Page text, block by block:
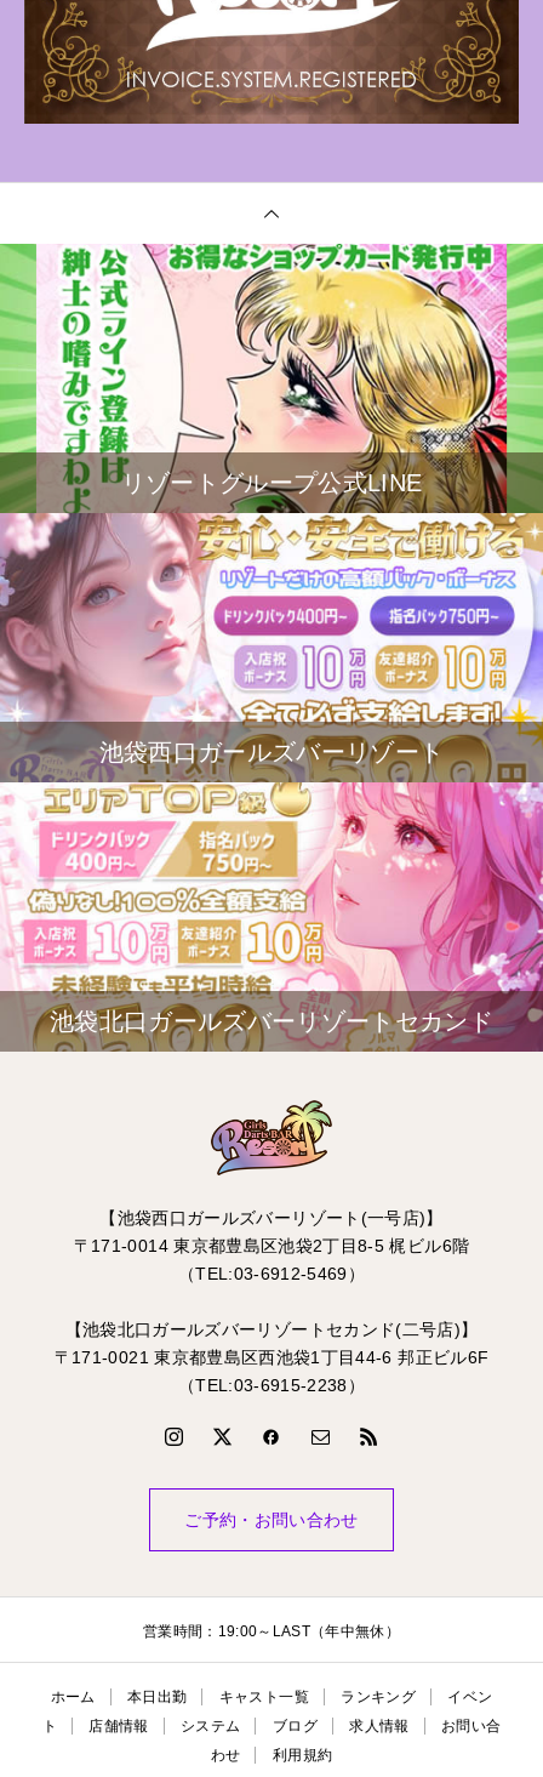
リゾートグループ公式LINE
池袋西口ガールズバーリゾート
池袋北口ガールズバーリゾートセカンド
【池袋西口ガールズバーリゾート(一号店)】
〒171-0014 東京都豊島区池袋2丁目8-5 梶ビル6階
（TEL:03-6912-5469）
【池袋北口ガールズバーリゾートセカンド(二号店)】
〒171-0021 東京都豊島区西池袋1丁目44-6 邦正ビル6F
（TEL:03-6915-2238）
ご予約・お問い合わせ
営業時間：19:00～LAST（年中無休）
ホーム 本日出勤 キャスト一覧 ランキング
イベン
ト
店舗情報 システム ブログ 求人情報
お問い合
わせ
利用規約